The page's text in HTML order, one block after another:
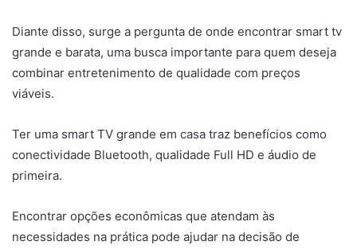
Diante disso, surge a pergunta de onde encontrar smart tv
grande e barata, uma busca importante para quem deseja
combinar entretenimento de qualidade com preços
viáveis.
Ter uma smart TV grande em casa traz benefícios como
conectividade Bluetooth, qualidade Full HD e áudio de
primeira.
Encontrar opções econômicas que atendam às
necessidades na prática pode ajudar na decisão de